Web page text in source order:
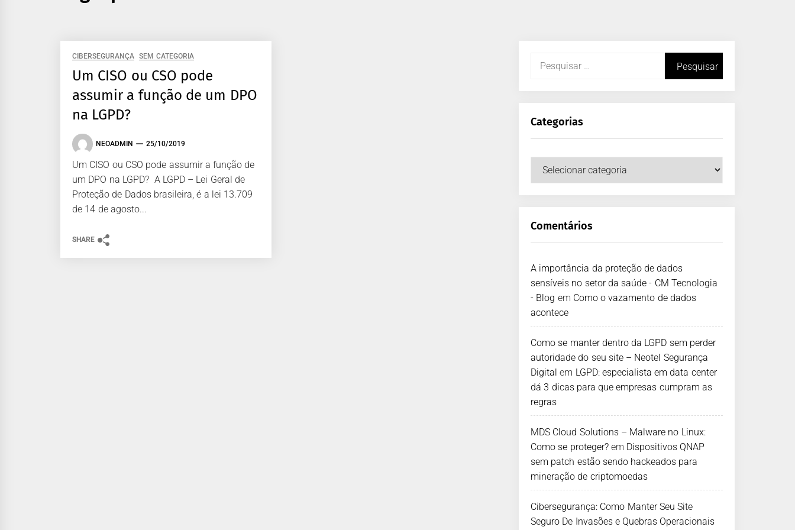
CIBERSEGURANÇA SEM CATEGORIA
Um CISO ou CSO pode
assumir a função de um DPO
na LGPD?
NEOADMIN 25/10/2019
Um CISO ou CSO pode assumir a função de
um DPO na LGPD? A LGPD – Lei Geral de
Proteção de Dados brasileira, é a lei 13.709
de 14 de agosto...
SHARE
Categorias
Comentários
A importância da proteção de dados
sensíveis no setor da saúde - CM Tecnologia
- Blog em Como o vazamento de dados
acontece
Como se manter dentro da LGPD sem perder
autoridade do seu site – Neotel Segurança
Digital em LGPD: especialista em data center
dá 3 dicas para que empresas cumpram as
regras
MDS Cloud Solutions – Malware no Linux:
Como se proteger?em Dispositivos QNAP
sem patch estão sendo hackeados para
mineração de criptomoedas
Cibersegurança: Como Manter Seu Site
Seguro De Invasões e Quebras Operacionais